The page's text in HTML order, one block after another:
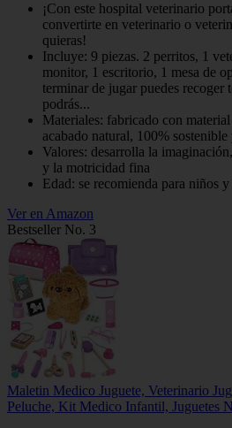
¡Con este hospital veterinario
convertirte en veterinario o
quieras!
Incluye: 9 piezas. 2 perritos, 1
monitor, 1 escritorio, 1 mesa de
terminar de jugar puedes
podrás...
Materiales: fabricado con
acabado natural, 100%
Valores: desarrolla la
y la motricidad fina
Edad: se recomienda para niños
Ver en Amazon
Bestseller No. 3
Maletin Medico Juguete, Veterinario
Peluche, Kit Medico Infantil, Juguetes